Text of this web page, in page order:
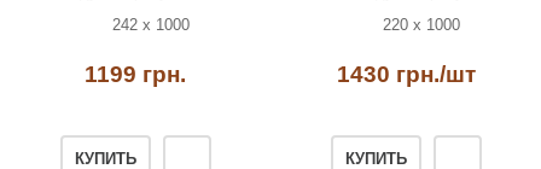
242 х 1000
1199 грн.
КУПИТЬ
220 х 1000
1430 грн./шт
КУПИТЬ